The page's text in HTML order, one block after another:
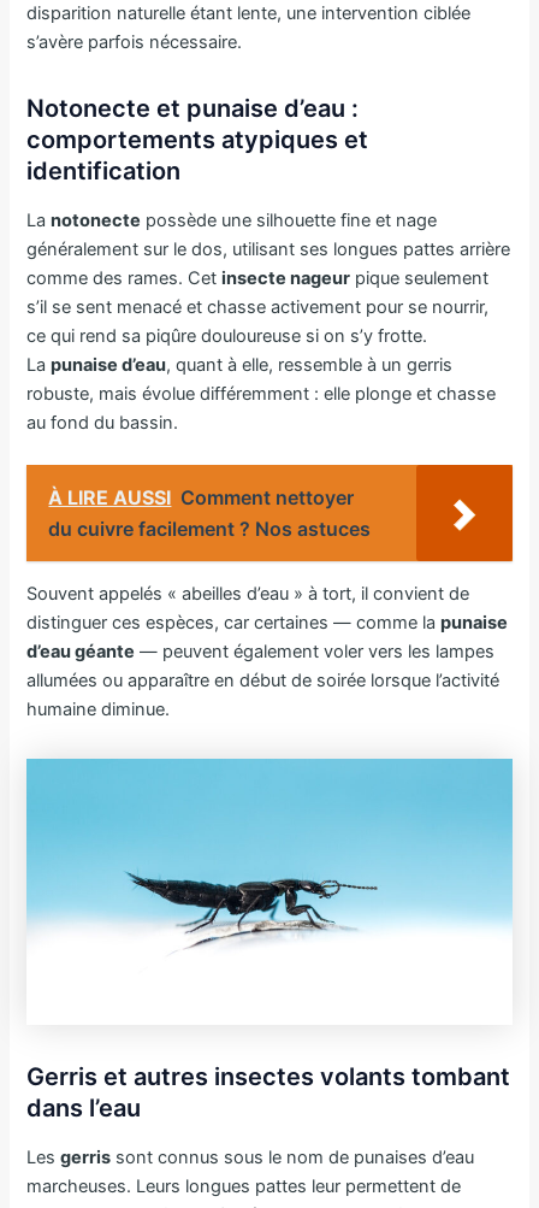
disparition naturelle étant lente, une intervention ciblée
s’avère parfois nécessaire.
Notonecte et punaise d’eau :
comportements atypiques et
identification
Lanotonecte possède une silhouette fine et nage
généralement sur le dos, utilisant ses longues pattes arrière
comme des rames. Cetinsecte nageur pique seulement
s’il se sent menacé et chasse activement pour se nourrir,
ce qui rend sa piqûre douloureuse si on s’y frotte.
Lapunaise d’eau, quant à elle, ressemble à un gerris
robuste, mais évolue différemment : elle plonge et chasse
au fond du bassin.
À LIRE AUSSI Comment nettoyer
du cuivre facilement ? Nos astuces
Souvent appelés « abeilles d’eau » à tort, il convient de
distinguer ces espèces, car certaines — comme lapunaise
d’eau géante — peuvent également voler vers les lampes
allumées ou apparaître en début de soirée lorsque l’activité
humaine diminue.
Gerris et autres insectes volants tombant
dans l’eau
Lesgerris sont connus sous le nom de punaises d’eau
marcheuses. Leurs longues pattes leur permettent de